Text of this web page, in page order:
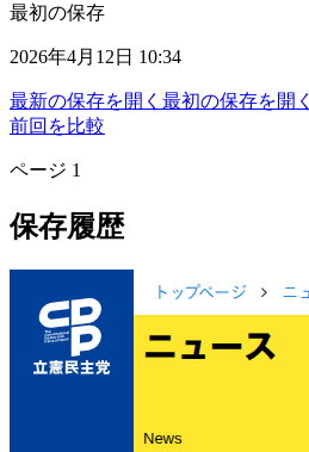
最初の保存
2026年4月12日 10:34
最新の保存を開く 最初の保存を開く
前回を比較
ページ 1
保存履歴